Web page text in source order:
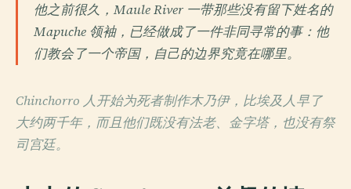
他之前很久，Maule River 一带那些没有留下姓名的
Mapuche 领袖，已经做成了一件非同寻常的事：他
们教会了一个帝国，自己的边界究竟在哪里。
Chinchorro 人开始为死者制作木乃伊，比埃及人早了
大约两千年，而且他们既没有法老、金字塔，也没有祭
司宫廷。